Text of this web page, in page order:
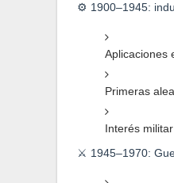
⚙️ 1900–1945:
Aplicaciones
Primeras
Interés
⚔️ 1945–1970: